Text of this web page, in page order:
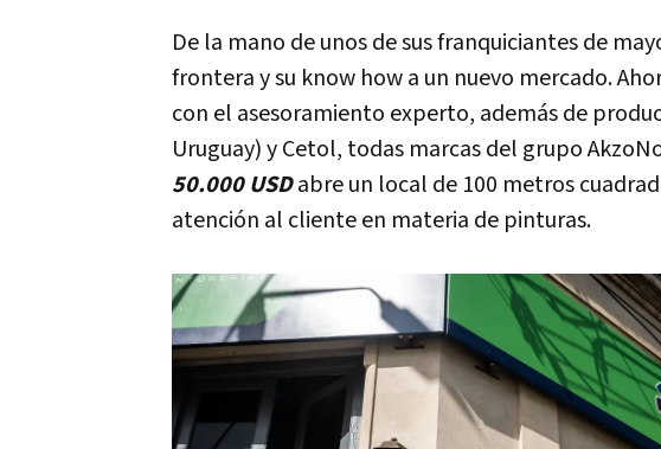
De la mano de unos de sus franquiciantes de
frontera y su know how a un nuevo mercado.
con el asesoramiento experto, además de
Uruguay) y Cetol, todas marcas del grupo
50.000 USDabre un local de 100 metros
atención al cliente en materia de pinturas.